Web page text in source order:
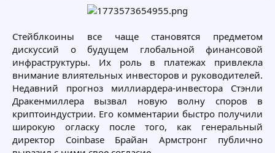
и
я
м
ы
а
а
Стейблкоины все чаще становятся предметом
дискуссий о будущем глобальной финансовой
инфраструктуры. Их роль в платежах привлекла
внимание влиятельных инвесторов и руководителей.
Недавний прогноз миллиардера-инвестора Стэнли
Дракенмиллера вызвал новую волну споров в
криптоиндустрии. Его комментарии быстро получили
широкую огласку после того, как генеральный
директор Coinbase Брайан Армстронг публично